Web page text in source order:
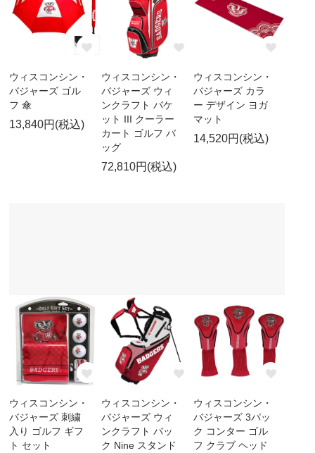
ウィスコンシン・
バジャーズ ゴル
フ 傘
13,840円(税込)
ウィスコンシン・
バジャーズ ウィ
ンクラフト バケ
ット III クーラー
カート ゴルフ バ
ッグ
72,810円(税込)
ウィスコンシン・
バジャーズ カラ
ー デザイン ヨガ
マット
14,520円(税込)
ウィスコンシン・
バジャーズ 刺繍
入り ゴルフ ギフ
ト セット
ウィスコンシン・
バジャーズ ウィ
ンクラフト バッ
ク Nine スタンド
ウィスコンシン・
バジャーズ 3パッ
ク コンター ゴル
フ クラブ ヘッド